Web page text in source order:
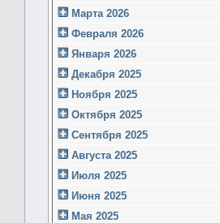
Марта 2026
Февраля 2026
Января 2026
Декабря 2025
Ноября 2025
Октября 2025
Сентября 2025
Августа 2025
Июля 2025
Июня 2025
Мая 2025